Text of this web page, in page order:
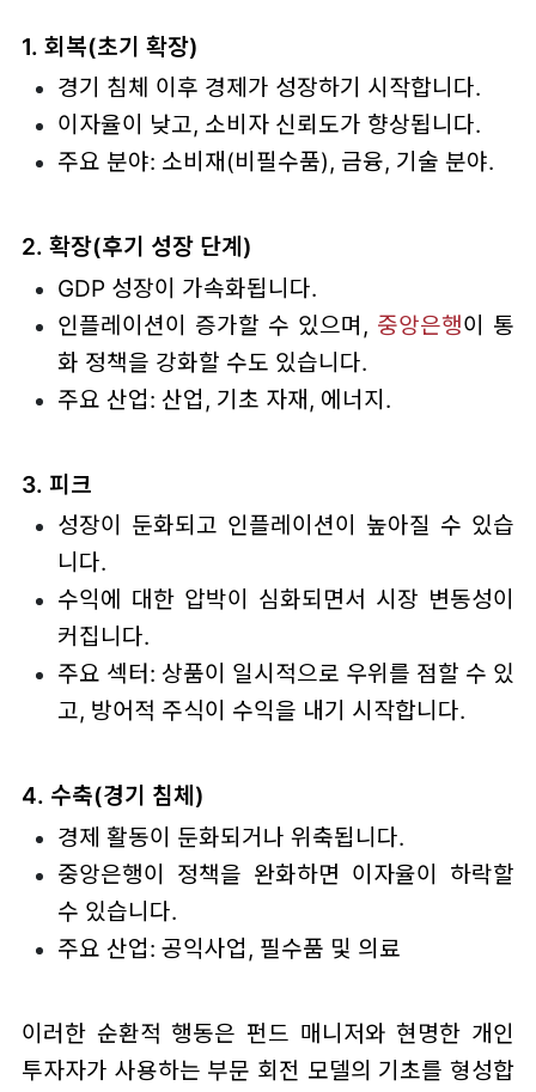
1. 회복(초기 확장)
경기 침체 이후 경제가 성장하기 시작합니다.
이자율이 낮고, 소비자 신뢰도가 향상됩니다.
주요 분야: 소비재(비필수품), 금융, 기술 분야.
2. 확장(후기 성장 단계)
GDP 성장이 가속화됩니다.
인플레이션이 증가할 수 있으며, 중앙은행이 통
화 정책을 강화할 수도 있습니다.
주요 산업: 산업, 기초 자재, 에너지.
3. 피크
성장이 둔화되고 인플레이션이 높아질 수 있습
니다.
수익에 대한 압박이 심화되면서 시장 변동성이
커집니다.
주요 섹터: 상품이 일시적으로 우위를 점할 수 있
고, 방어적 주식이 수익을 내기 시작합니다.
4. 수축(경기 침체)
경제 활동이 둔화되거나 위축됩니다.
중앙은행이 정책을 완화하면 이자율이 하락할
수 있습니다.
주요 산업: 공익사업, 필수품 및 의료
이러한 순환적 행동은 펀드 매니저와 현명한 개인
투자자가 사용하는 부문 회전 모델의 기초를 형성합